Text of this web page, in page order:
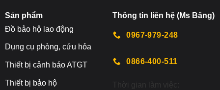
Sản phẩm
Đồ bảo hộ lao động
Dụng cụ phòng, cứu hỏa
Thiết bị cảnh báo ATGT
Thiết bị bảo hộ
Thông tin liên hệ (Ms Băng)
0967-979-248
0866-400-511
Thời gian làm việc: